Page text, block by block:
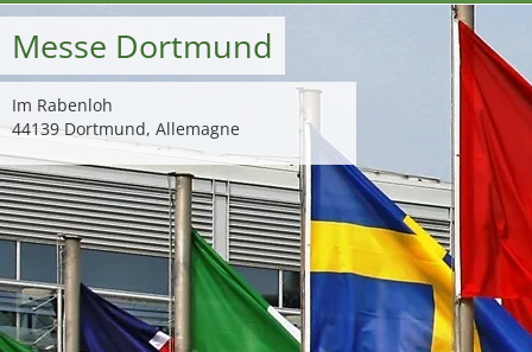
Messe Dortmund
Im Rabenloh
44139 Dortmund, Allemagne
Secteurs du fournisseur de services